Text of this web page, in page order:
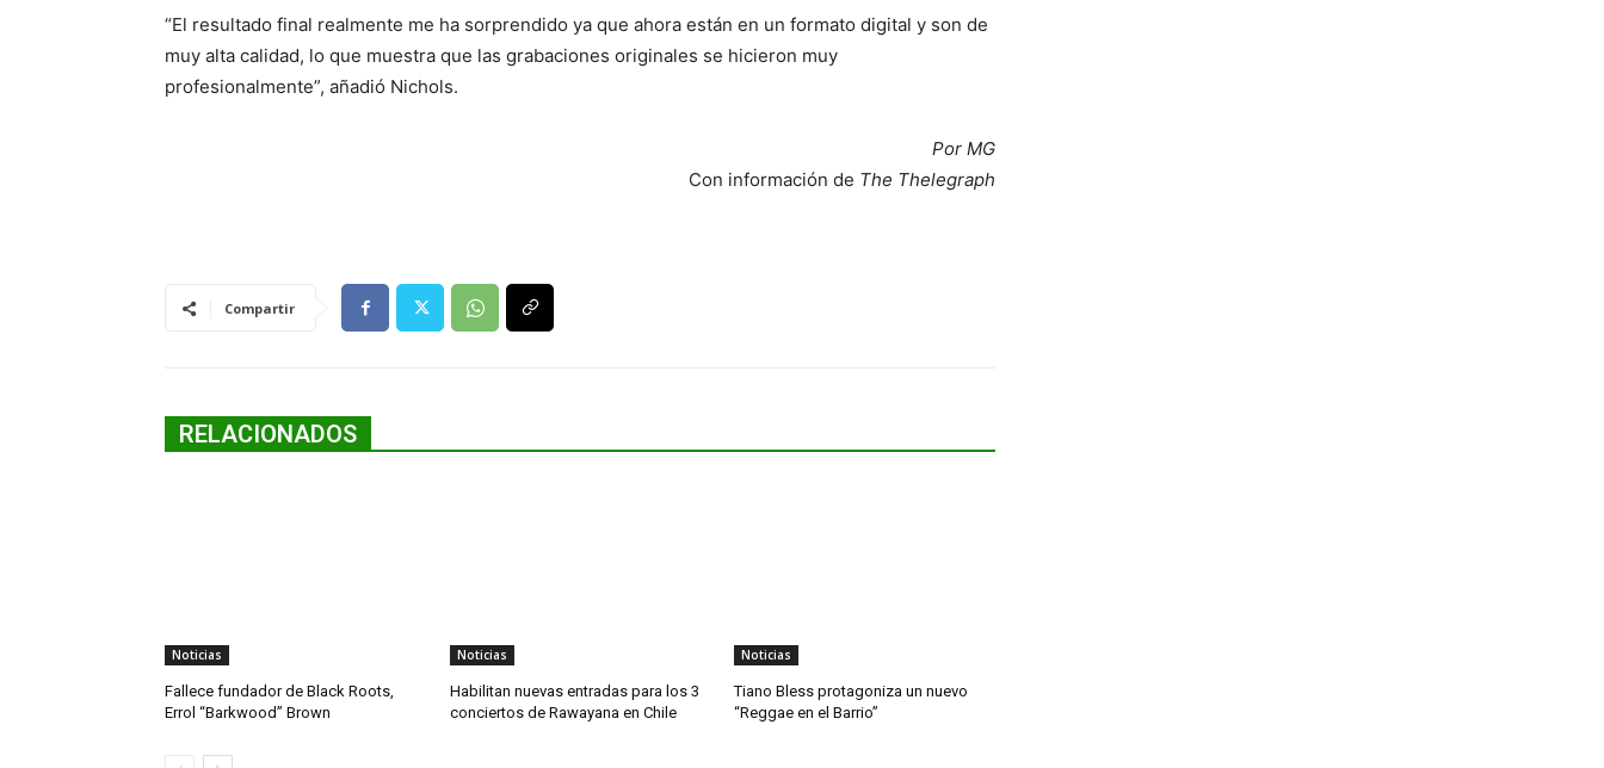
“El resultado final realmente me ha sorprendido ya que ahora están en un formato digital y son de
muy alta calidad, lo que muestra que las grabaciones originales se hicieron muy
profesionalmente”, añadió Nichols.
Por MG
Con información de The Thelegraph
Compartir
RELACIONADOS
Noticias
Fallece fundador de Black Roots,
Errol “Barkwood” Brown
Noticias
Habilitan nuevas entradas para los 3
conciertos de Rawayana en Chile
Noticias
Tiano Bless protagoniza un nuevo
“Reggae en el Barrio”